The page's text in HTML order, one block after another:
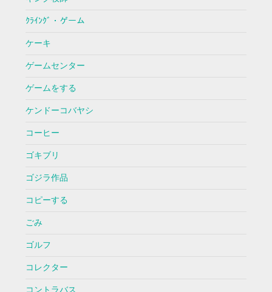
ｸﾗｲﾝｸﾞ・ゲーム
ケーキ
ゲームセンター
ゲームをする
ケンドーコバヤシ
コーヒー
ゴキブリ
ゴジラ作品
コピーする
ごみ
ゴルフ
コレクター